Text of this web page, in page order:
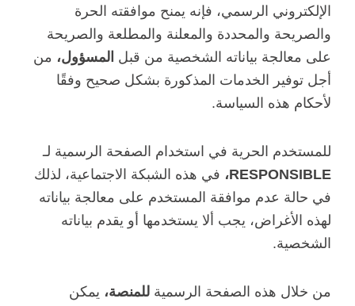
الإلكتروني الرسمي، فإنه يمنح موافقته الحرة
والصريحة والمحددة والمعلنة والمطلعة والصريحة
على معالجة بياناته الشخصية من قبل المسؤول، من
أجل توفير الخدمات المذكورة بشكل صحيح وفقًا
لأحكام هذه السياسة.
للمستخدم الحرية في استخدام الصفحة الرسمية لـ
RESPONSIBLE،
في هذه الشبكة الاجتماعية، لذلك
في حالة عدم موافقة المستخدم على معالجة بياناته
لهذه الأغراض، يجب ألا يستخدمها أو يقدم بياناته
الشخصية.
من خلال هذه الصفحة الرسمية للمنصة، يمكن